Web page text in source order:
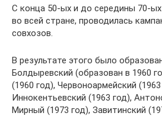
С конца 50-ых и до середины 70-ых
во всей стране, проводилась
совхозов.
В результате этого было
Болдыревский (образован в 1960
(1960 год), Червоноармейский (1963
Иннокентьевский (1963 год),
Мирный (1973 год), Завитинский